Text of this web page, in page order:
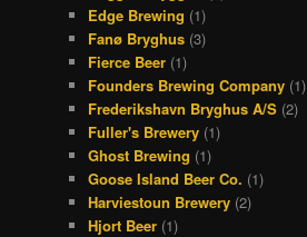
Edge Brewing (1)
Fanø Bryghus (3)
Fierce Beer (1)
Founders Brewing Company (1)
Frederikshavn Bryghus A/S (2)
Fuller's Brewery (1)
Ghost Brewing (1)
Goose Island Beer Co. (1)
Harviestoun Brewery (2)
Hjort Beer (1)